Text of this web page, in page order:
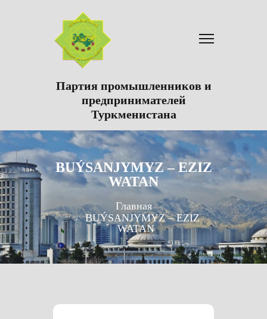
Партия промышленников и
предпринимателей
Туркменистана
BUÝSANJYMYZ – EZIZ
WATAN
Главная
BUÝSANJYMYZ – EZIZ
WATAN